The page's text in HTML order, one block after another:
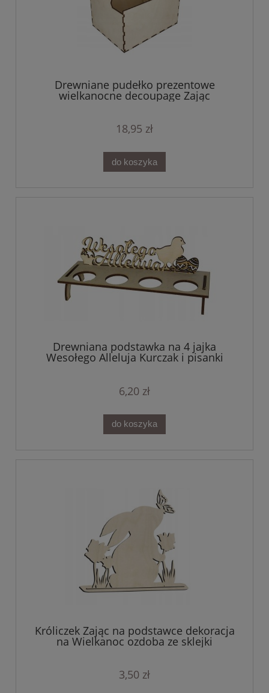
Drewniane pudełko prezentowe
wielkanocne decoupage Zając
wielkanocny
18,95 zł
do koszyka
Drewniana podstawka na 4 jajka
Wesołego Alleluja Kurczak i pisanki
6,20 zł
do koszyka
Króliczek Zając na podstawce dekoracja
na Wielkanoc ozdoba ze sklejki
3,50 zł